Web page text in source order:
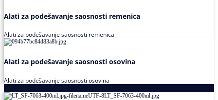
Alati za podešavanje saosnosti remenica
Alati za podešavanje saosnosti remenica
Alati za podešavanje saosnosti osovina
Alati za podešavanje saosnosti osovina